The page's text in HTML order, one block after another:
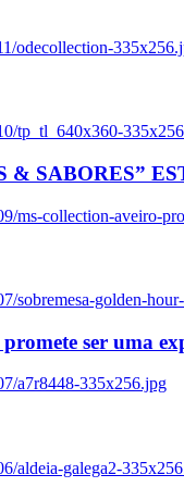
odecollection-
tp_tl_640x360-
SABORES”
ms-collection-aveiro-
sobremesa-golden-
ser uma
a7r8448-335x256.jpg
aldeia-galega2-